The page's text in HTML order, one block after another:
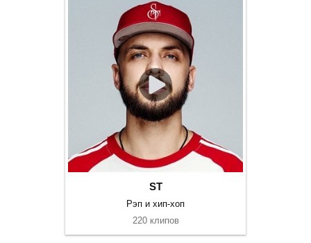
ST
Рэп и хип-хоп
220 клипов